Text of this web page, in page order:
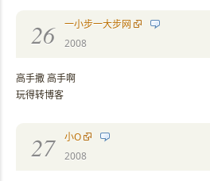
26
一小步一大步网
2008
高手撒 高手啊
玩得转博客
27
小O
2008